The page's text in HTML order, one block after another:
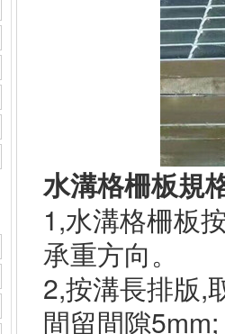
水溝格柵板規
1,水溝格柵板
承重方向。
2,按溝長排版,
間留間隙5mm;